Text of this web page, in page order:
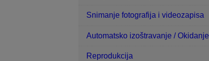
Snimanje fotografija i videozapisa
Automatsko izoštravanje / Okidanje
Reprodukcija